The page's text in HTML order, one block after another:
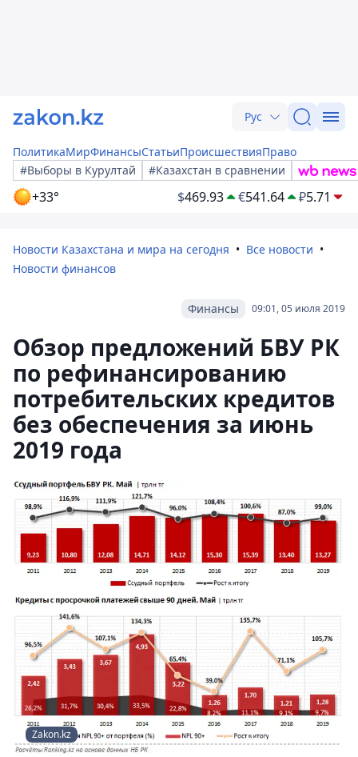
Рус
ПолитикаМирФинансыСтатьиПроисшествияПраво
#Выборы в Курултай
#Казахстан в сравнении
+33° $469.93 €541.64 ₽5.71
Новости Казахстана и мира на сегодня
Все новости
Новости финансов
09:01, 05 июля 2019
Финансы
Обзор предложений БВУ РК
по рефинансированию
потребительских кредитов
без обеспечения за июнь
2019 года
Zakon.kz